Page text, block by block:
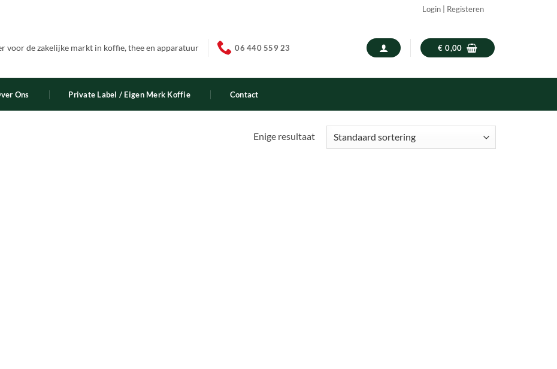
Login | Registeren
voor de zakelijke markt in koffie, thee en apparatuur 06 440 559 23 € 0,00
Ons Private Label / Eigen Merk Koffie Contact
Enige resultaat